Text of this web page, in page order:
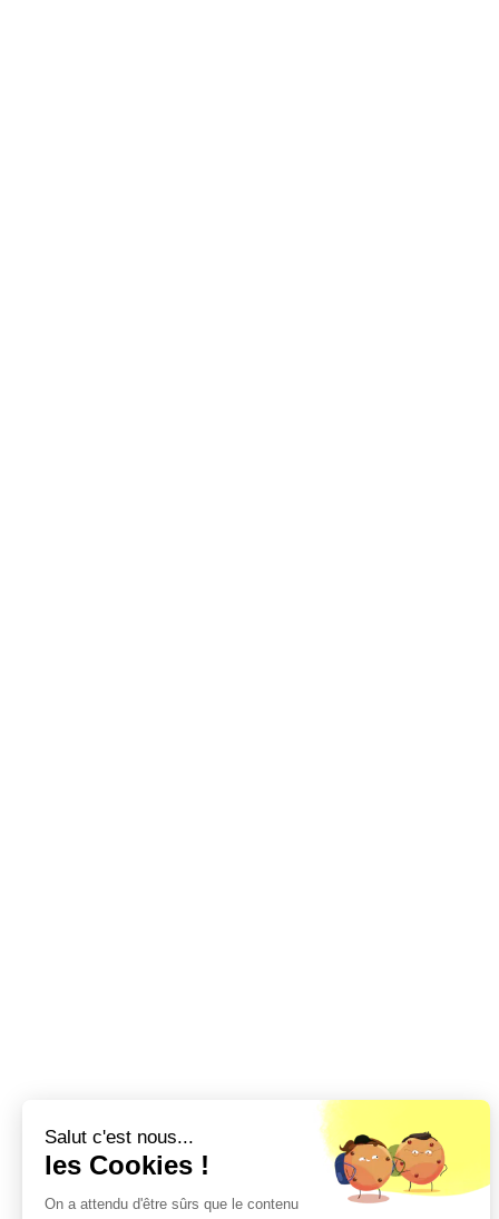
Salut c'est nous...
les Cookies !
On a attendu d'être sûrs que le contenu